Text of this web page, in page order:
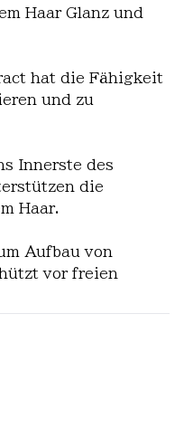
Haar Glanz und
hat die Fähigkeit
und zu
Innerste des
die
Haar.
Aufbau von
vor freien